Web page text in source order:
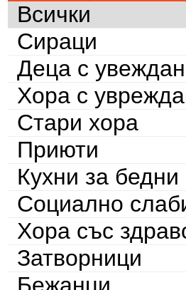
Всички
Сираци
Деца с
Хора с
Стари хора
Приюти
Кухни за бедни
Социално
Хора със
Затворници